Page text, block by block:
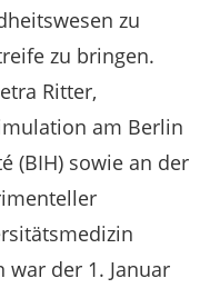
zu
zu bringen.
Ritter,
am Berlin
(BIH) sowie an der
der 1. Januar